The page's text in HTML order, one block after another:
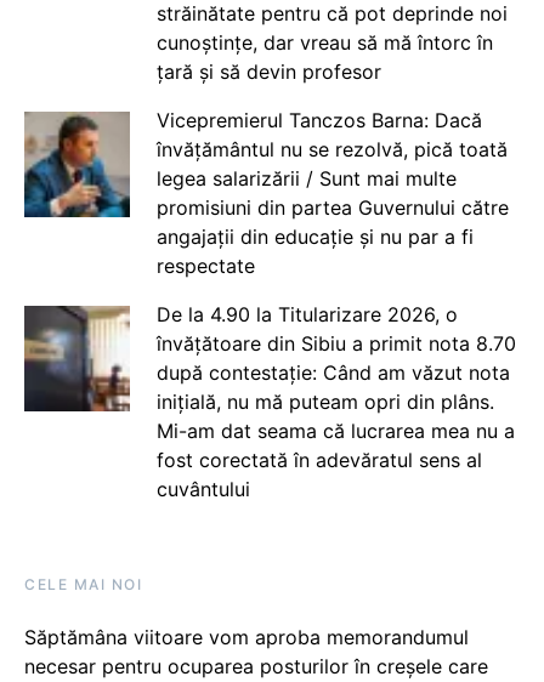
străinătate pentru că pot deprinde noi
cunoștințe, dar vreau să mă întorc în
țară și să devin profesor
Vicepremierul Tanczos Barna: Dacă
învățământul nu se rezolvă, pică toată
legea salarizării / Sunt mai multe
promisiuni din partea Guvernului către
angajații din educație și nu par a fi
respectate
De la 4.90 la Titularizare 2026, o
învățătoare din Sibiu a primit nota 8.70
după contestație: Când am văzut nota
inițială, nu mă puteam opri din plâns.
Mi-am dat seama că lucrarea mea nu a
fost corectată în adevăratul sens al
cuvântului
CELE MAI NOI
Săptămâna viitoare vom aproba memorandumul
necesar pentru ocuparea posturilor în creșele care